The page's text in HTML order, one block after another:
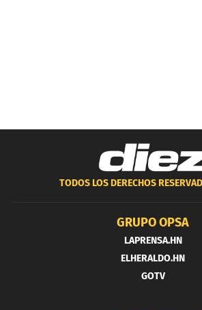
TODOS LOS DERECHOS
GRUPO OPSA
LAPRENSA.HN
ELHERALDO.HN
GOTV